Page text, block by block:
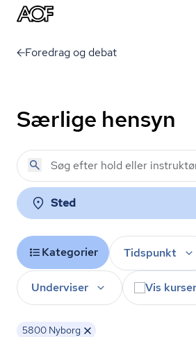
Foredrag og debat
Særlige hensyn
Sted
Kategorier Tidspunkt
Underviser Vis
5800 Nyborg